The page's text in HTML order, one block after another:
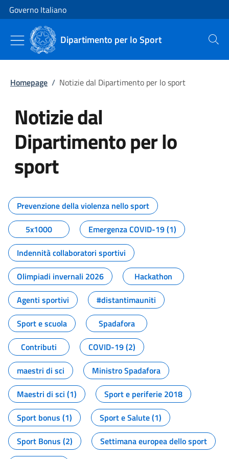
Vai al contenuto
Vai alla navigazione del sito
Governo Italiano
Dipartimento per lo Sport Cerca
Homepage / Notizie dal Dipartimento per lo sport
Notizie dal
Dipartimento per lo
sport
Tutti i contenuti della pagina
Prevenzione della violenza nello sport
5x1000
Emergenza COVID-19 (1)
Indennità collaboratori sportivi
Olimpiadi invernali 2026
Hackathon
Agenti sportivi
#distantimauniti
Sport e scuola
Spadafora
Contributi
COVID-19 (2)
maestri di sci
Ministro Spadafora
Maestri di sci (1)
Sport e periferie 2018
Sport bonus (1)
Sport e Salute (1)
Sport Bonus (2)
Settimana europea dello sport